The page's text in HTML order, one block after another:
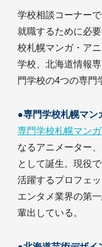
学校相談コーナー
就職するために必
校札幌マンガ・ア
学校、北海道情報
門学校の4つの専門
●専門学校札幌マン
専門学校札幌マン
なるアニメーター
として誕生。現役
活躍するプロフェ
エンタメ業界の第
輩出している。